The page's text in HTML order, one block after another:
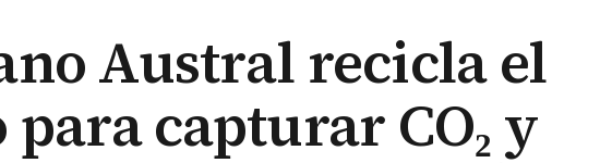
Austral recicla el
capturar CO₂ y